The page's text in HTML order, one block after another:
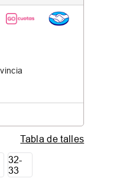
32-
33
Tabla de talles